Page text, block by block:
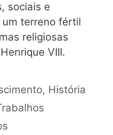
sociais e
um terreno fértil
religiosas
VIII.
, História